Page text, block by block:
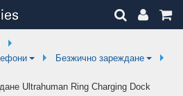
Безжично зареждане
Ultrahuman Ring Charging Dock